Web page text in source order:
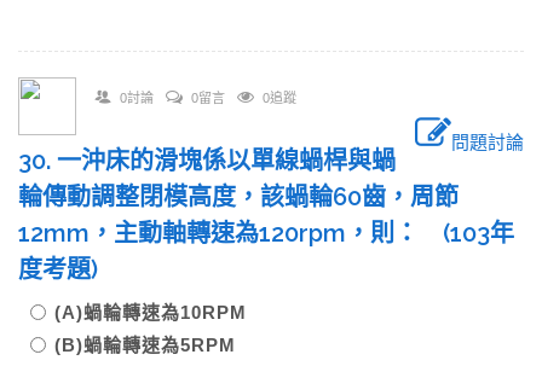
0討論 0留言 0追蹤
問題討論
30. 一沖床的滑塊係以單線蝸桿與蝸
輪傳動調整閉模高度，該蝸輪60齒，周節
12mm，主動軸轉速為120rpm，則： (103年
度考題)
(A)蝸輪轉速為10RPM
(B)蝸輪轉速為5RPM